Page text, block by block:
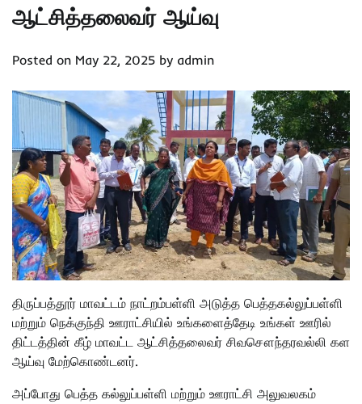
ஆட்சித்தலைவர் ஆய்வு
Posted on May 22, 2025 by admin
திருப்பத்தூர் மாவட்டம் நாட்றம்பள்ளி அடுத்த பெத்தகல்லுப்பள்ளி
மற்றும் நெக்குந்தி ஊராட்சியில் உங்களைத்தேடி உங்கள் ஊரில்
திட்டத்தின் கீழ் மாவட்ட ஆட்சித்தலைவர் சிவசௌந்தரவல்லி கள
ஆய்வு மேற்கொண்டனர்.
அப்போது பெத்த கல்லுப்பள்ளி மற்றும் ஊராட்சி அலுவலகம்